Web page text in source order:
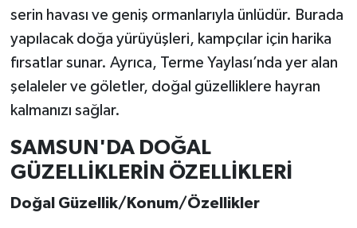
serin havası ve geniş ormanlarıyla ünlüdür. Burada
yapılacak doğa yürüyüşleri, kampçılar için harika
fırsatlar sunar. Ayrıca, Terme Yaylası’nda yer alan
şelaleler ve göletler, doğal güzelliklere hayran
kalmanızı sağlar.
SAMSUN'DA DOĞAL
GÜZELLİKLERİN ÖZELLİKLERİ
Doğal Güzellik/Konum/Özellikler